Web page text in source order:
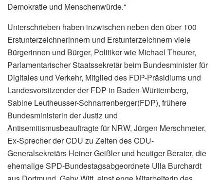
Demokratie und Menschenwürde.“
Unterschrieben haben inzwischen neben den über 100
Erstunterzeichnerinnern und Erstunterzeichnern viele
Bürgerinnen und Bürger, Politiker wie Michael Theurer,
Parlamentarischer Staatssekretär beim Bundesminister für
Digitales und Verkehr, Mitglied des FDP-Präsidiums und
Landesvorsitzender der FDP in Baden-Württemberg,
Sabine Leutheusser-Schnarrenberger(FDP), frühere
Bundesministerin der Justiz und
Antisemitismusbeauftragte für NRW, Jürgen Merschmeier,
Ex-Sprecher der CDU zu Zeiten des CDU-
Generalsekretärs Heiner Geißler und heutiger Berater, die
ehemalige SPD-Bundestagsabgeordnete Ulla Burchardt